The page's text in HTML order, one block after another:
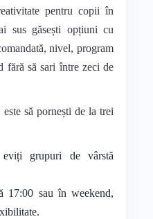
pentru copii în
sus găsești opțiuni cu
nivel, program
fără să sari între zeci de
să pornești de la trei
grupuri de vârstă
sau în weekend,